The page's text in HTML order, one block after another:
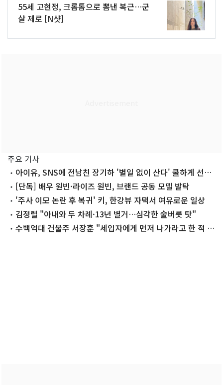
55세 고현정, 크롭톱으로 뽐낸 복근…군
살 제로 [N샷]
주요 기사
아이유, SNS에 전남친 장기하 '별일 없이 산다' 쿨하게 선곡
'깜짝'
[단독] 배우 원빈·라이즈 원빈, 브랜드 공동 모델 발탁
'주사 이모 논란 후 복귀' 키, 한강뷰 자택서 여유로운 일상
김정렬 "아내와 두 차례·13년 별거…심각한 술버릇 탓"
수백억대 건물주 서장훈 "세입자에게 먼저 나가라고 한 적 없